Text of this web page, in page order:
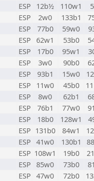
ESP 12b½ 110w1
ESP 2w0 133b1
ESP 77b0 59w0
ESP 62w1 53b0
ESP 17b0 95w1
ESP 3w0 90b0
ESP 93b1 15w0
ESP 11w0 45b0
ESP 8w0 62b1
ESP 76b1 77w0
ESP 18b0 128w1
ESP 131b0 84w1
ESP 41w0 130b1
ESP 108w1 19b0
ESP 85w0 73b0
ESP 47w0 72b0